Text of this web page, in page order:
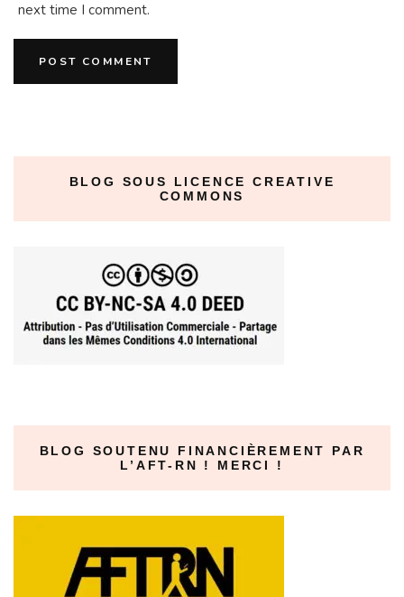
next time I comment.
BLOG SOUS LICENCE CREATIVE
COMMONS
BLOG SOUTENU FINANCIÈREMENT PAR
L’AFT-RN ! MERCI !